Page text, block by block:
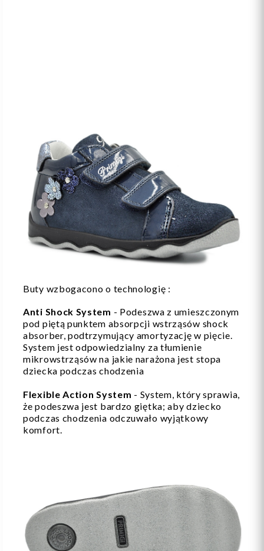
Buty wzbogacono o technologię :
Anti Shock System - Podeszwa z umieszczonym
pod piętą punktem absorpcji wstrząsów shock
absorber, podtrzymujący amortyzację w pięcie.
System jest odpowiedzialny za tłumienie
mikrowstrząsów na jakie narażona jest stopa
dziecka podczas chodzenia
Flexible Action System - System, który sprawia,
że podeszwa jest bardzo giętka; aby dziecko
podczas chodzenia odczuwało wyjątkowy
komfort.